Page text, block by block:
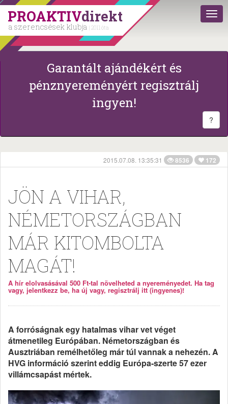
PROAKTIVdirekt
a szerencsések klubja | 2011 óta
Garantált ajándékért és
pénznyereményért regisztrálj
ingyen!
?
2015.07.08. 13:35:31 8536 172
JÖN A VIHAR,
NÉMETORSZÁGBAN
MÁR KITOMBOLTA
MAGÁT!
A hír elolvasásával 500 Ft-tal növelheted a nyereményedet. Ha tag
vagy, jelentkezz be, ha új vagy, regisztrálj itt (ingyenes)!
A forróságnak egy hatalmas vihar vet véget
átmenetileg Európában. Németországban és
Ausztriában remélhetőleg már túl vannak a nehezén. A
HVG információ szerint eddig Európa-szerte 57 ezer
villámcsapást mértek.